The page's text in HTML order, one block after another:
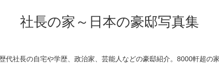
社長の家～日本の豪邸写真集
代社長の自宅や学歴、政治家、芸能人などの豪邸紹介。8000軒超の家